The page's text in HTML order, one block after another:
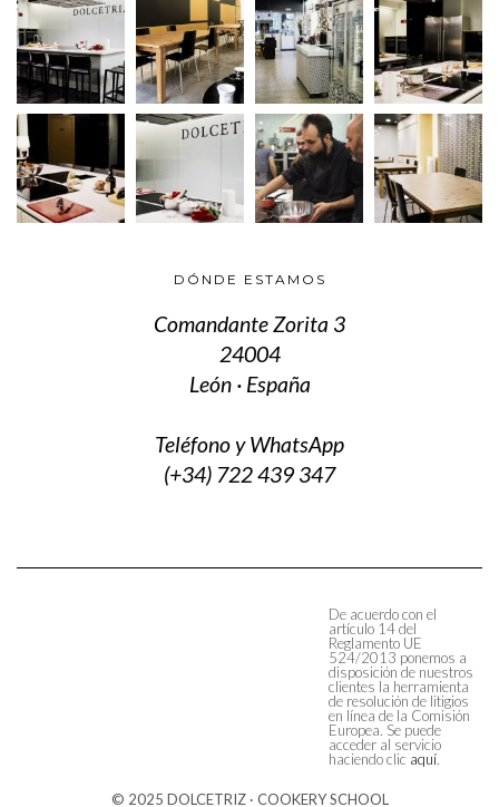
DÓNDE ESTAMOS
Comandante Zorita 3
24004
León · España
Teléfono y WhatsApp
(+34) 722 439 347
De acuerdo con el
artículo 14 del
Reglamento UE
524/2013 ponemos a
disposición de nuestros
clientes la herramienta
de resolución de litigios
en línea de la Comisión
Europea. Se puede
acceder al servicio
haciendo clic aquí.
© 2025 DOLCETRIZ · COOKERY SCHOOL